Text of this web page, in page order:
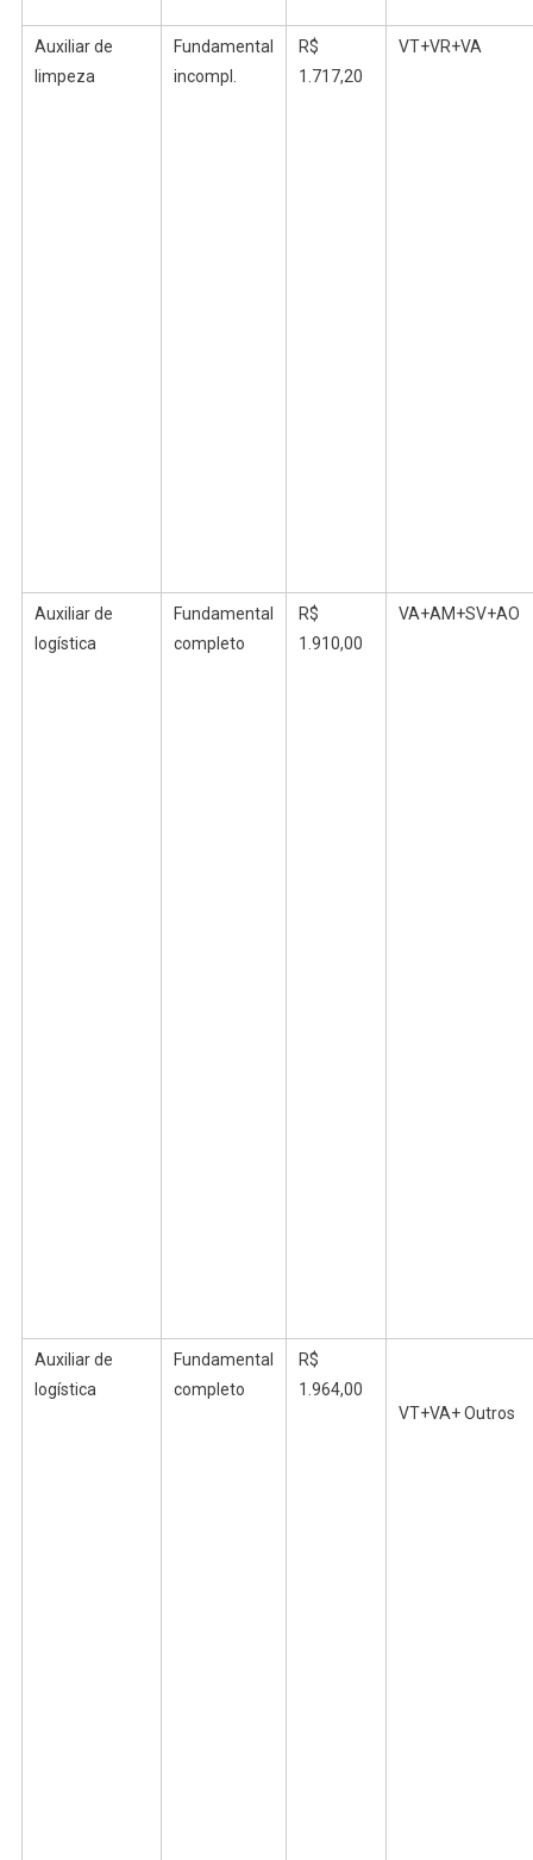
Auxiliar de
limpeza
Fundamental
incompl
R$
1.717,20
VT+VR+VA
Auxiliar de
logística
Fundamental
completo
R$
1.910,00
VA+AM+SV+AO
Auxiliar de
logística
Fundamental
completo
R$
1.964,00
VT+VA+ Outros